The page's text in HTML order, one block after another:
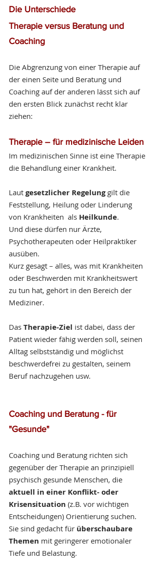
Die Unterschiede
Therapie versus Beratung und
Coaching
Die Abgrenzung von einer Therapie auf
der einen Seite und Beratung und
Coaching auf der anderen lässt sich auf
den ersten Blick zunächst recht klar
ziehen:
Therapie – für medizinische Leiden
Im medizinischen Sinne ist eine Therapie
die Behandlung einer Krankheit.
Laut gesetzlicher Regelung gilt die
Feststellung, Heilung oder Linderung
von Krankheiten  als Heilkunde.
Und diese dürfen nur Ärzte,
Psychotherapeuten oder Heilpraktiker
ausüben.
Kurz gesagt – alles, was mit Krankheiten
oder Beschwerden mit Krankheitswert
zu tun hat, gehört in den Bereich der
Mediziner.
Das Therapie-Ziel ist dabei, dass der
Patient wieder fähig werden soll, seinen
Alltag selbstständig und möglichst
beschwerdefrei zu gestalten, seinem
Beruf nachzugehen usw.
Coaching und Beratung - für
"Gesunde"
Coaching und Beratung richten sich
gegenüber der Therapie an prinzipiell
psychisch gesunde Menschen, die
aktuell in einer Konflikt- oder
Krisensituation (z.B. vor wichtigen
Entscheidungen) Orientierung suchen.
Sie sind gedacht für überschaubare
Themen mit geringerer emotionaler
Tiefe und Belastung.